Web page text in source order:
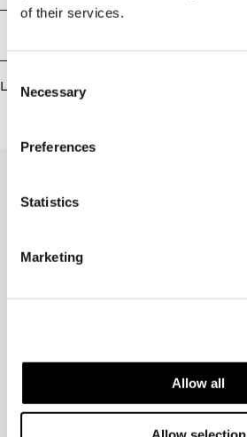
of their services.
Selection
Necessary
Preferences
Statistics
Marketing
Allow all
Lignende produkter